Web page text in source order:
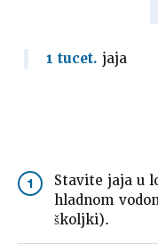
1 tucet. jaja
1
Stavite jaja u
hladnom
školjki).